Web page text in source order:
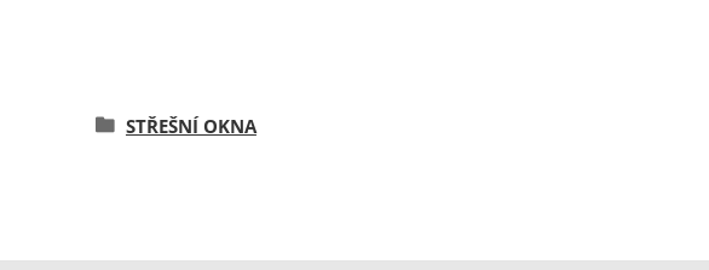
STŘEŠNÍ OKNA